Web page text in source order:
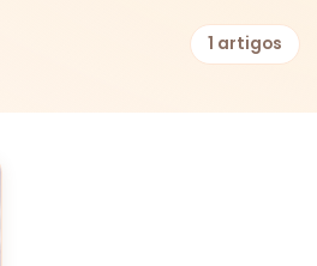
1 artigos